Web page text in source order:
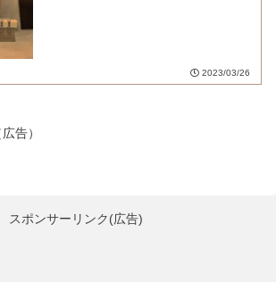
2023/03/26